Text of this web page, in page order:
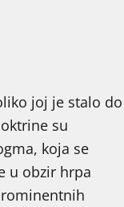
joj je stalo do
su
koja se
u obzir hrpa